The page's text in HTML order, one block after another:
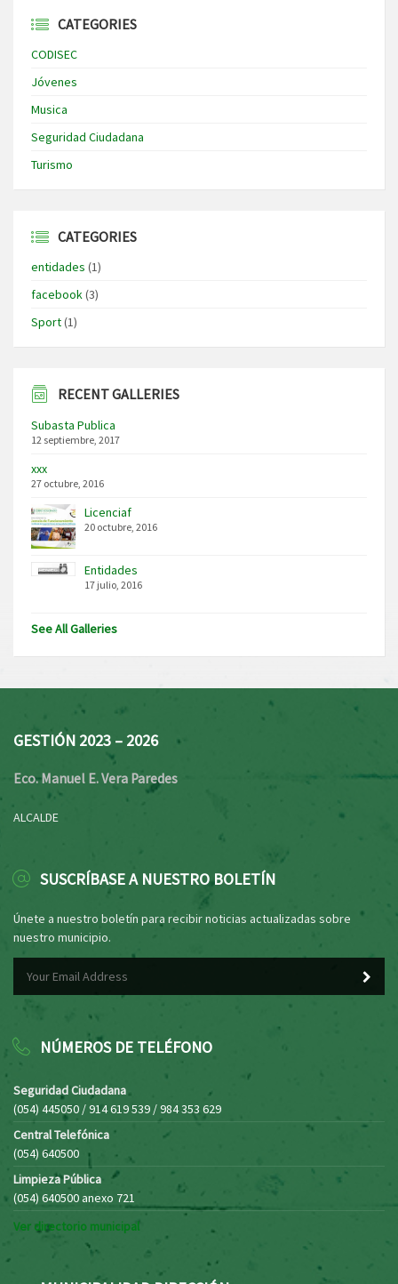
CATEGORIES
CODISEC
Jóvenes
Musica
Seguridad Ciudadana
Turismo
CATEGORIES
entidades (1)
facebook(3)
Sport(1)
RECENT GALLERIES
Subasta Publica
12 septiembre, 2017
xxx
27 octubre, 2016
Licenciaf
20 octubre, 2016
Entidades
17 julio, 2016
See All Galleries
GESTIÓN 2023 – 2026
Eco. Manuel E. Vera Paredes
ALCALDE
SUSCRÍBASE A NUESTRO BOLETÍN
Únete a nuestro boletín para recibir noticias actualizadas sobre
nuestro municipio.
NÚMEROS DE TELÉFONO
Seguridad Ciudadana
(054) 445050 / 914 619 539 / 984 353 629
Central Telefónica
(054) 640500
Limpieza Pública
(054) 640500 anexo 721
Ver directorio municipal